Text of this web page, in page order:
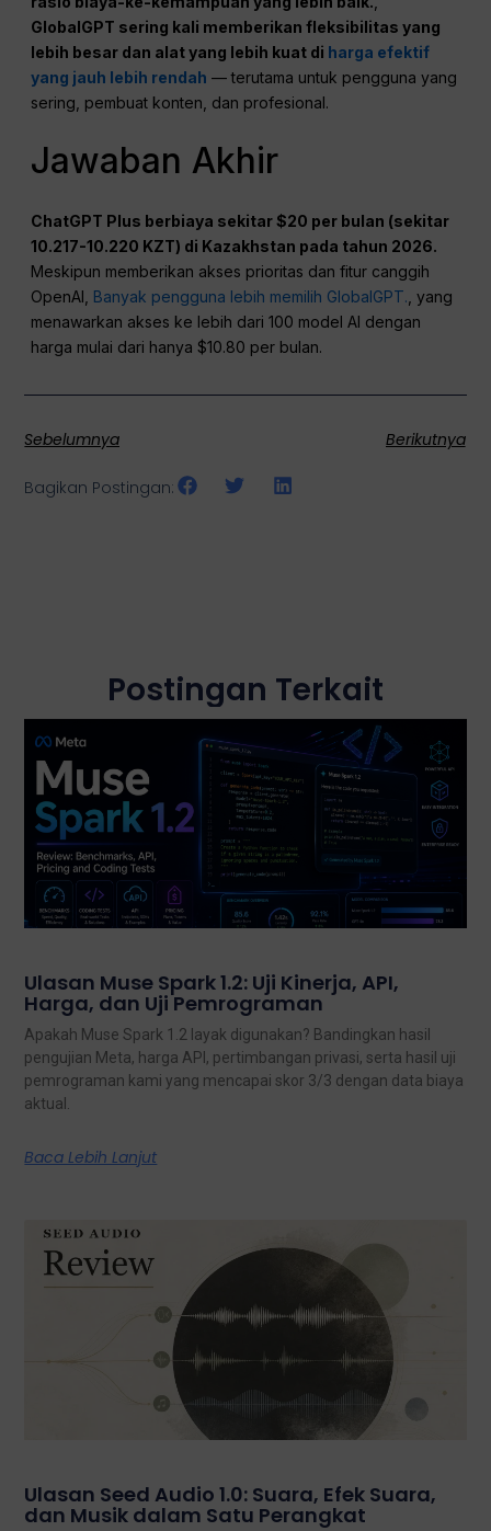
GlobalGPT sering kali memberikan fleksibilitas yang
lebih besar dan alat yang lebih kuat di harga efektif
yang jauh lebih rendah — terutama untuk pengguna yang
sering, pembuat konten, dan profesional.
Jawaban Akhir
ChatGPT Plus berbiaya sekitar $20 per bulan (sekitar
10.217-10.220 KZT) di Kazakhstan pada tahun 2026.
Meskipun memberikan akses prioritas dan fitur canggih
OpenAI, Banyak pengguna lebih memilih GlobalGPT. , yang
menawarkan akses ke lebih dari 100 model AI dengan
harga mulai dari hanya $10.80 per bulan.
Sebelumnya Berikutnya
Bagikan Postingan:
Postingan Terkait
Ulasan Muse Spark 1.2: Uji Kinerja, API,
Harga, dan Uji Pemrograman
Apakah Muse Spark 1.2 layak digunakan? Bandingkan hasil
pengujian Meta, harga API, pertimbangan privasi, serta hasil uji
pemrograman kami yang mencapai skor 3/3 dengan data biaya
aktual.
Baca Lebih Lanjut
Ulasan Seed Audio 1.0: Suara, Efek Suara,
dan Musik dalam Satu Perangkat